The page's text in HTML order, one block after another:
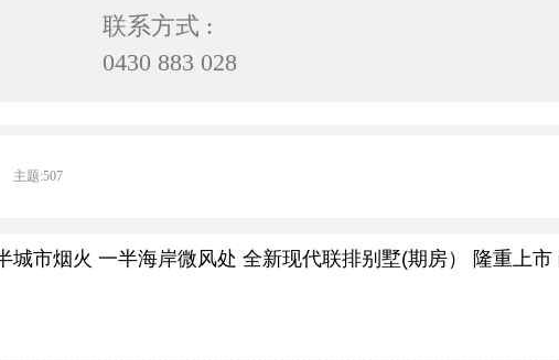
联系方式 :
0430 883 028
主题:507
城市烟火 一半海岸微风处 全新现代联排别墅(期房） 隆重上市